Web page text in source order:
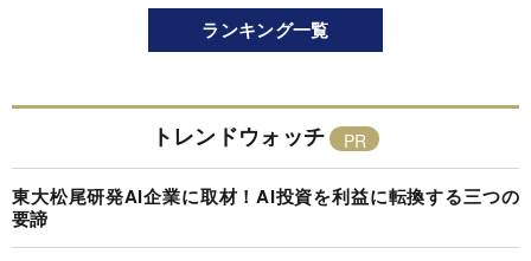
ランキング一覧
トレンドウォッチ
東大松尾研発AI企業に取材！AI投資を利益に転換する三つの
要諦